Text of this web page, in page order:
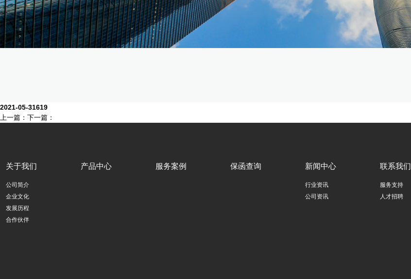
2021-05-31619
上一篇： 下一篇：
关于我们
公司简介
企业文化
发展历程
合作伙伴
产品中心 服务案例 保函查询 新闻中心
行业资讯
公司资讯
联系我们
服务支持
人才招聘